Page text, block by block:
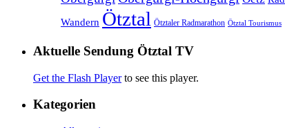
Wandern Ötztal Ötztaler Radmarathon Ötztal Tourismus
Aktuelle Sendung Ötztal TV
Get the Flash Playerto see this player.
Kategorien